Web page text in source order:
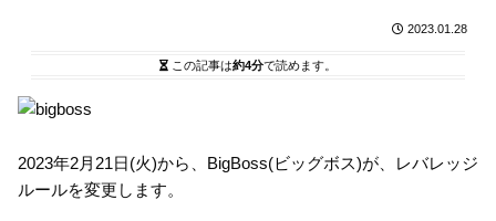
2023.01.28
この記事は約4分で読めます。
2023年2月21日(火)から、BigBoss(ビッグボス)が、レバレッジ
ルールを変更します。